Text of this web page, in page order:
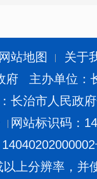
网站地图
关于
府 主办单位
长治市人民政
网站标识码：
上分辨率，并